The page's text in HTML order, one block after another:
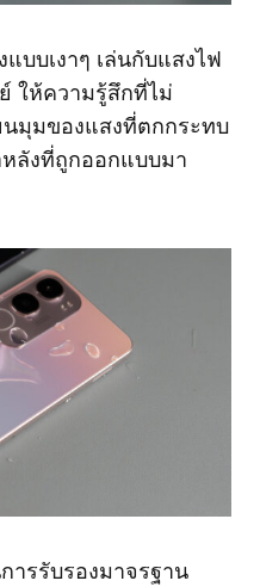
บบเงาๆ เล่นกับแสงไฟ
ให้ความรู้สึกที่ไม่
นมุมของแสงที่ตกกระทบ
ลังที่ถูกออกแบบมา
ารรับรองมาจรฐาน